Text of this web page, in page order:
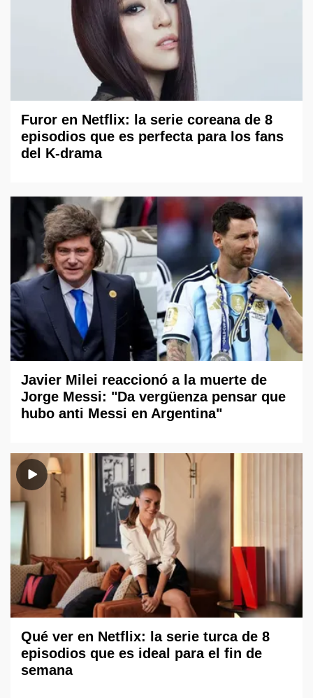
Furor en Netflix: la serie coreana de 8
episodios que es perfecta para los fans
del K-drama
Javier Milei reaccionó a la muerte de
Jorge Messi: "Da vergüenza pensar que
hubo anti Messi en Argentina"
Qué ver en Netflix: la serie turca de 8
episodios que es ideal para el fin de
semana